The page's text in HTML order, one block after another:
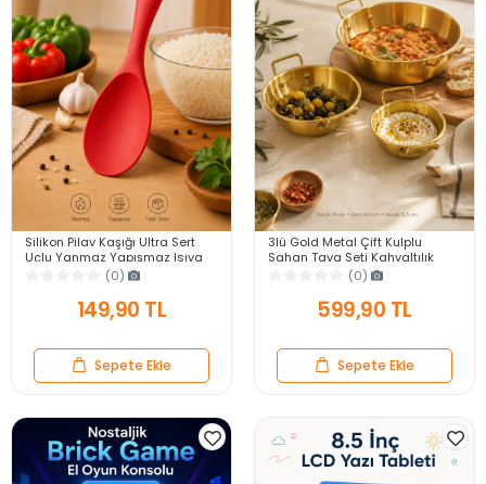
Silikon Pilav Kaşığı Ultra Sert
Uçlu Yanmaz Yapışmaz Isıya
Dayanıklı Kırmızı Servis Yemek
(0)
149,90 TL
Sepete Ekle
3lü Gold Metal Çift Kulplu
Sahan Tava Seti Kahvaltılık
Meze Menemen Mutfak Sofra
Sunum Kabı Seti
(0)
599,90 TL
Sepete Ekle